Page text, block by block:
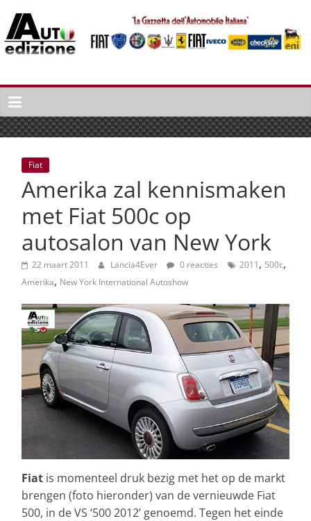
naar
inhoud
Auto
Edizione
La
Gazetta
dell'Automobile
Italiana
autonieuws
lifestyle
Fiat
Amerika zal kennismaken
met Fiat 500c op
autosalon van New York
22 maart 2011 Lancia4Ever 0 reacties 2011, 500c,
Amerika, New York International Autoshow
Fiat is momenteel druk bezig met het op de markt
brengen (foto hieronder) van de vernieuwde Fiat
500, in de VS ‘500 2012’ genoemd. Tegen het einde